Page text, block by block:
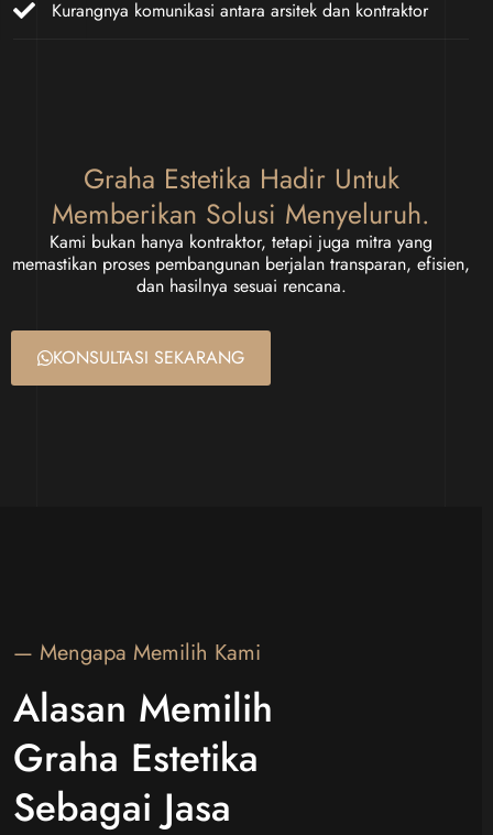
Kurangnya komunikasi antara arsitek dan kontraktor
Graha Estetika Hadir Untuk
Memberikan Solusi Menyeluruh.
Kami bukan hanya kontraktor, tetapi juga mitra yang
memastikan proses pembangunan berjalan transparan, efisien,
dan hasilnya sesuai rencana.
KONSULTASI SEKARANG
— Mengapa Memilih Kami
Alasan Memilih
Graha Estetika
Sebagai Jasa